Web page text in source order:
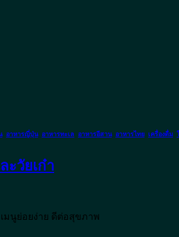
, อาหารญี่ปุ่น, อาหารทะเล อาหารอีสาน, อาหารไทย เครื่องดื่ม
วัยเก๋า
มนูย่อยง่าย ดีต่อสุขภาพ